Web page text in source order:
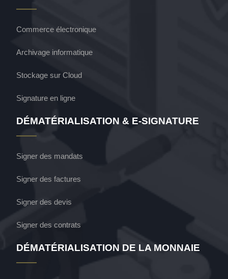
Commerce électronique
Archivage informatique
Stockage sur Cloud
Signature en ligne
DÉMATÉRIALISATION & E-SIGNATURE
Signer des mandats
Signer des factures
Signer des devis
Signer des contrats
DÉMATÉRIALISATION DE LA MONNAIE